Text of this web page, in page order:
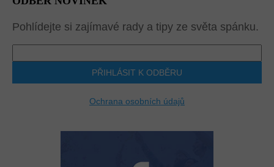
Pohlídejte si zajímavé rady a tipy ze světa spánku.
PŘIHLÁSIT K ODBĚRU
Ochrana osobních údajů